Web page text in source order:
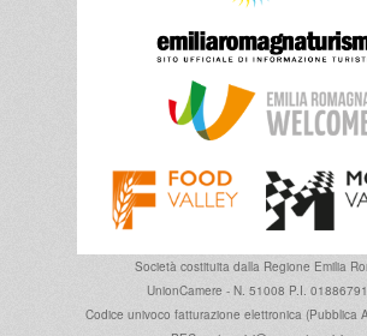
Società costituita dalla Regione Emilia
UnionCamere - N. 51008 P.I.
Codice univoco fatturazione elettronica (Pubblica